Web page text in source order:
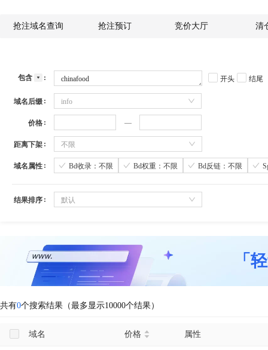
抢注域名查询 抢注预订 竞价大厅 清
包含 开头 结尾
域名后缀 info
价格
距离下架 不限
域名属性 Bd收录：不限 Bd权重：不限 Bd反链：不限
结果排序 默认
「
共有0个搜索结果（最多显示10000个结果）
域名 价格 属性